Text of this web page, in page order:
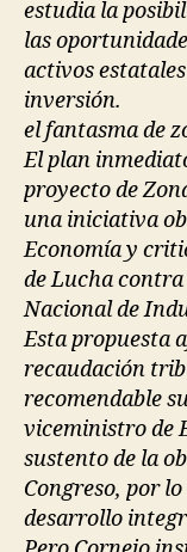
estudia la
las
activos
inversión.
el fantasma de
El plan
proyecto de
una iniciativa
Economía y
de Lucha contra
Nacional de
Esta propuesta
recaudación
recomendable
viceministro de
sustento de la
Congreso, por
desarrollo